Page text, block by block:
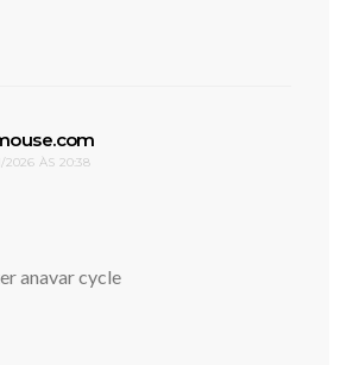
2026 ÀS 20:38
anavar cycle